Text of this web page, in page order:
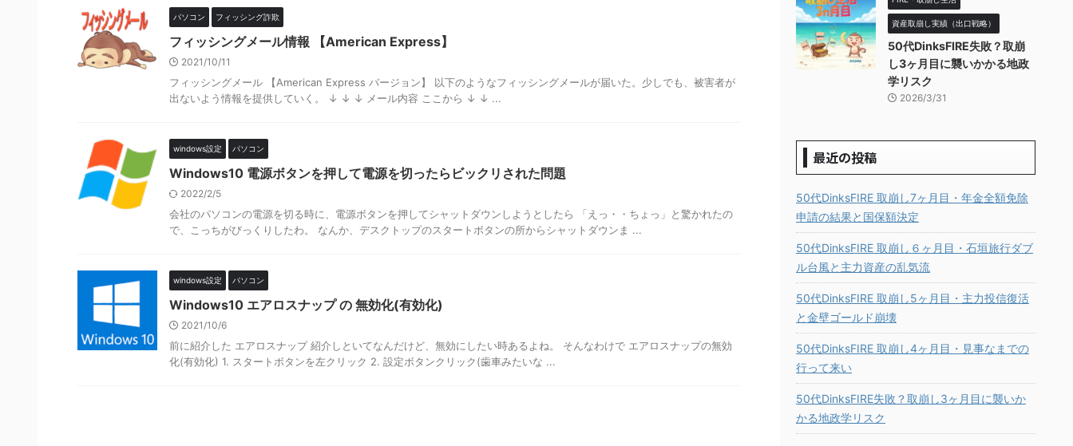
パソコン フィッシング詐欺
フィッシングメール情報 【American Express】
2021/10/11
フィッシングメール 【American Express バージョン】 以下のようなフィッシングメールが届いた。少しでも、被害者が
出ないよう情報を提供していく。 ↓ ↓ ↓ メール内容 ここから ↓ ↓ ...
windows設定 パソコン
Windows10 電源ボタンを押して電源を切ったらビックリされた問題
2022/2/5
会社のパソコンの電源を切る時に、電源ボタンを押してシャットダウンしようとしたら 「えっ・・ちょっ」と驚かれたの
で、こっちがびっくりしたわ。 なんか、デスクトップのスタートボタンの所からシャットダウンま ...
windows設定 パソコン
Windows10 エアロスナップ の 無効化(有効化)
2021/10/6
前に紹介した エアロスナップ 紹介しといてなんだけど、無効にしたい時あるよね。 そんなわけで エアロスナップの無効
化(有効化) 1. スタートボタンを左クリック 2. 設定ボタンクリック(歯車みたいな ...
資産取崩し実績（出口戦略）
50代DinksFIRE失敗？取崩
し3ヶ月目に襲いかかる地政
学リスク
2026/3/31
最近の投稿
50代DinksFIRE 取崩し7ヶ月目・年金全額免除
申請の結果と国保額決定
50代DinksFIRE 取崩し６ヶ月目・石垣旅行ダブ
ル台風と主力資産の乱気流
50代DinksFIRE 取崩し5ヶ月目・主力投信復活
と金壁ゴールド崩壊
50代DinksFIRE 取崩し4ヶ月目・見事なまでの
行って来い
50代DinksFIRE失敗？取崩し3ヶ月目に襲いか
かる地政学リスク